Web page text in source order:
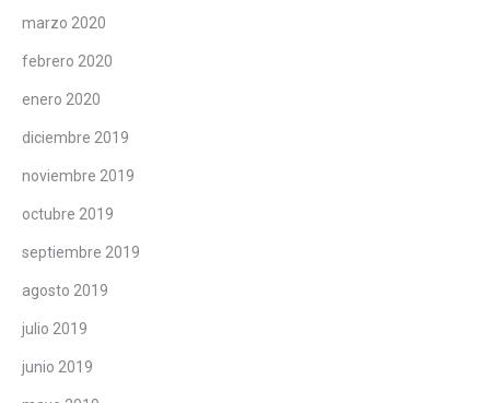
marzo 2020
febrero 2020
enero 2020
diciembre 2019
noviembre 2019
octubre 2019
septiembre 2019
agosto 2019
julio 2019
junio 2019